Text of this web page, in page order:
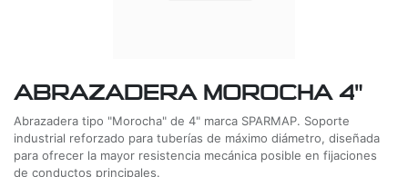
ABRAZADERA MOROCHA 4"
Abrazadera tipo "Morocha" de 4" marca SPARMAP. Soporte
industrial reforzado para tuberías de máximo diámetro, diseñada
para ofrecer la mayor resistencia mecánica posible en fijaciones
de conductos principales.